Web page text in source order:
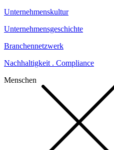
Unternehmenskultur
Unternehmensgeschichte
Branchennetzwerk
Nachhaltigkeit . Compliance
Menschen